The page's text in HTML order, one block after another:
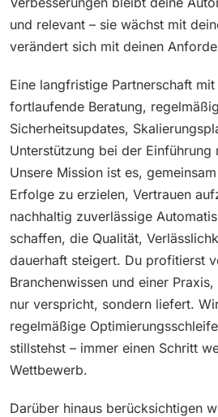
und relevant – sie wächst mit
verändert sich mit deinen
Eine langfristige Partnerschaft
fortlaufende Beratung,
Sicherheitsupdates,
Unterstützung bei der Einführung
Unsere Mission ist es,
Erfolge zu erzielen, Vertrauen
nachhaltig zuverlässige
schaffen, die Qualität,
dauerhaft steigert. Du profitierst
Branchenwissen und einer
nur verspricht, sondern liefert.
regelmäßige
stillstehst – immer einen Schritt
Wettbewerb.
Darüber hinaus berücksichtigen